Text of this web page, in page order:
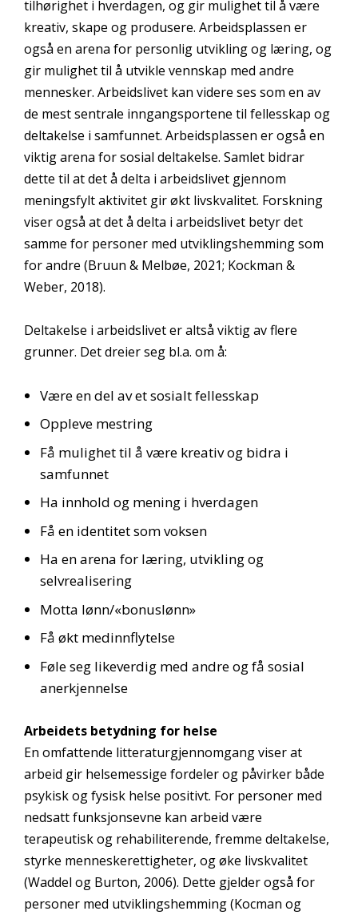
tilhørighet i hverdagen, og gir mulighet til å være
kreativ, skape og produsere. Arbeidsplassen er
også en arena for personlig utvikling og læring, og
gir mulighet til å utvikle vennskap med andre
mennesker. Arbeidslivet kan videre ses som en av
de mest sentrale inngangsportene til fellesskap og
deltakelse i samfunnet. Arbeidsplassen er også en
viktig arena for sosial deltakelse. Samlet bidrar
dette til at det å delta i arbeidslivet gjennom
meningsfylt aktivitet gir økt livskvalitet. Forskning
viser også at det å delta i arbeidslivet betyr det
samme for personer med utviklingshemming som
for andre (Bruun & Melbøe, 2021; Kockman &
Weber, 2018).
Deltakelse i arbeidslivet er altså viktig av flere
grunner. Det dreier seg bl.a. om å:
Være en del av et sosialt fellesskap
Oppleve mestring
Få mulighet til å være kreativ og bidra i
samfunnet
Ha innhold og mening i hverdagen
Få en identitet som voksen
Ha en arena for læring, utvikling og
selvrealisering
Motta lønn/«bonuslønn»
Få økt medinnflytelse
Føle seg likeverdig med andre og få sosial
anerkjennelse
Arbeidets betydning for helse
En omfattende litteraturgjennomgang viser at
arbeid gir helsemessige fordeler og påvirker både
psykisk og fysisk helse positivt. For personer med
nedsatt funksjonsevne kan arbeid være
terapeutisk og rehabiliterende, fremme deltakelse,
styrke menneskerettigheter, og øke livskvalitet
(Waddel og Burton, 2006). Dette gjelder også for
personer med utviklingshemming (Kocman og